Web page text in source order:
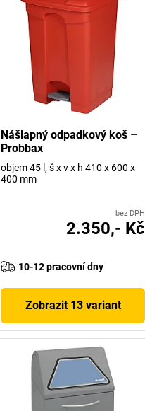
Nášlapný odpadkový koš –
Probbax
objem 45 l, š x v x h 410 x 600 x
400 mm
bez DPH
2.350,- Kč
10-12 pracovní dny
Zobrazit 13 variant